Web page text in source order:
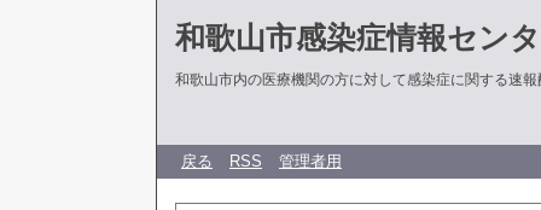
和歌山市感染症情報セン
和歌山市内の医療機関の方に対して感染症に関する速
戻る RSS 管理者用